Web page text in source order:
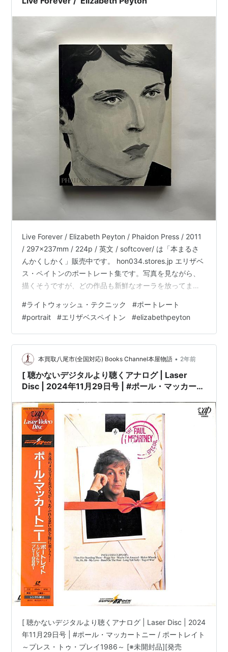
Live Forever / Elizabeth Peyton / Phaidon Press / 2011
/ 297x237mm / 224p / 英文 / softcover/ は「本まるさ
んかくしかく」販売中です。 hon034.stores.jp エリザベ
ス・ペイトンのポートレート集です。写真を見ながら、
描くそうですが、どの作品も新鮮なオーラを放ってま
#ライトウォッシュ・テクニック #ポートレート
#portrait #エリザベスペイトン #elizabethpeyton
本買取八尾市(全国対応) Books Channel本屋物語 • 2年前
[ 聴かないデジタルより聴くアナログ | Laser
Disc | 2024年11月29日号 | #ポール・マッカート
～ [※未開封品][発売年:1995年][※品番:VPLR-
70570](Laser Disc) | #PaulMcCartney
#Portrait 他 |
[ 聴かないデジタルより聴くアナログ | Laser Disc | 2024
年11月29日号 | #ポール・マッカートニー / ポートレイト
～プレス・トゥ・プレイ1986～ [※未開封品][発売